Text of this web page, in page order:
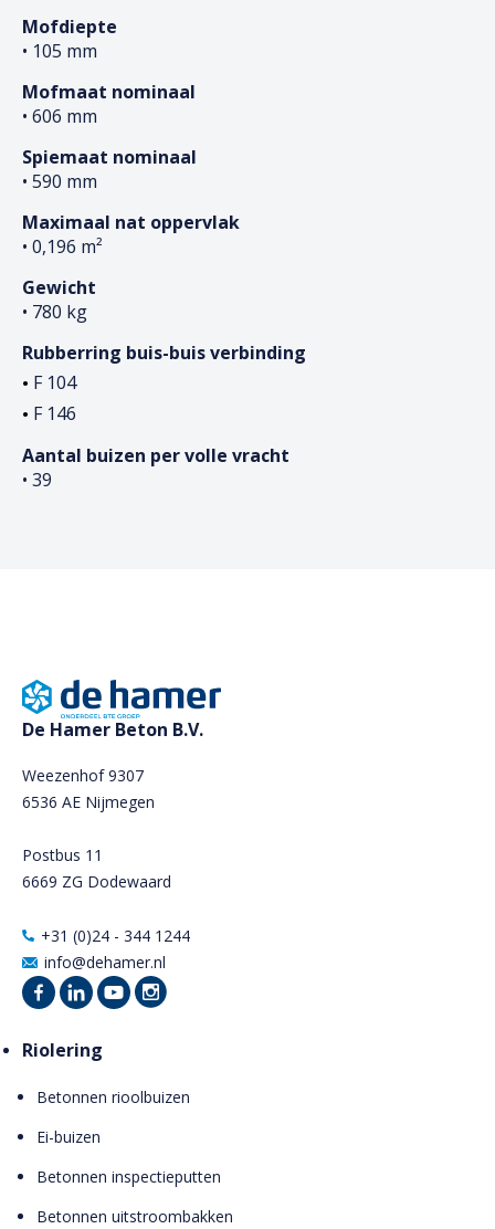
Mofdiepte
• 105 mm
Mofmaat nominaal
• 606 mm
Spiemaat nominaal
• 590 mm
Maximaal nat oppervlak
• 0,196 m²
Gewicht
• 780 kg
Rubberring buis-buis verbinding
F 104
F 146
Aantal buizen per volle vracht
• 39
De Hamer Beton B.V.
Weezenhof 9307
6536 AE Nijmegen
Postbus 11
6669 ZG Dodewaard
+31 (0)24 - 344 1244
info@dehamer.nl
Riolering
Betonnen rioolbuizen
Ei-buizen
Betonnen inspectieputten
Betonnen uitstroombakken